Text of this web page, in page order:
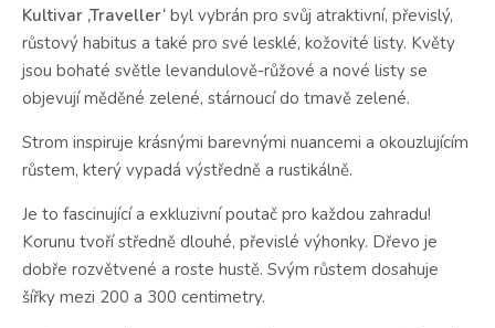
Kultivar ‚Traveller‘ byl vybrán pro svůj atraktivní, převislý,
růstový habitus a také pro své lesklé, kožovité listy. Květy
jsou bohaté světle levandulově-růžové a nové listy se
objevují měděné zelené, stárnoucí do tmavě zelené.
Strom inspiruje krásnými barevnými nuancemi a okouzlujícím
růstem, který vypadá výstředně a rustikálně.
Je to fascinující a exkluzivní poutač pro každou zahradu!
Korunu tvoří středně dlouhé, převislé výhonky. Dřevo je
dobře rozvětvené a roste hustě. Svým růstem dosahuje
šířky mezi 200 a 300 centimetry.